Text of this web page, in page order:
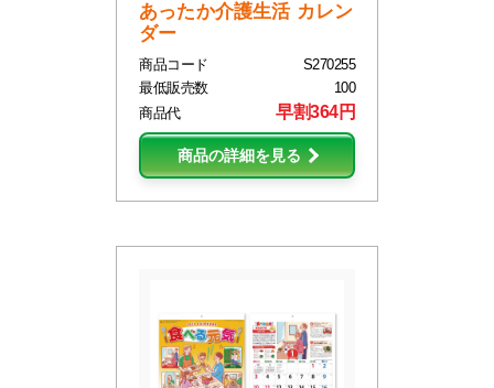
あったか介護生活 カレン
ダー
商品コード
S270255
最低販売数
100
商品代
早割364円
商品の詳細を見る